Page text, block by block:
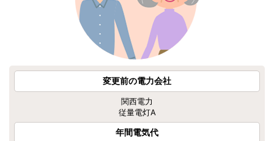
変更前の電力会社
関西電力
従量電灯A
年間電気代